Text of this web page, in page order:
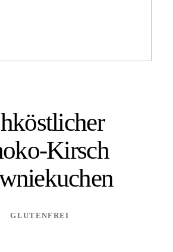
Kirsch
GLUTENFREI